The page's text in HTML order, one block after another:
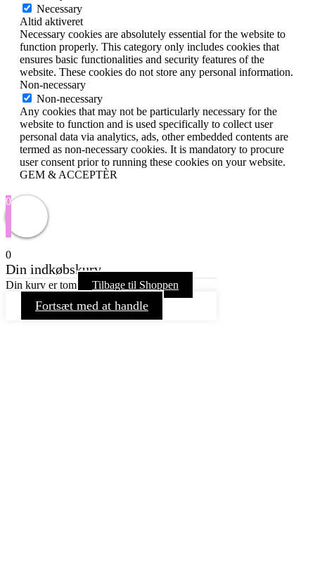
Necessary
Altid aktiveret
Necessary cookies are absolutely essential for the website to
function properly. This category only includes cookies that
ensures basic functionalities and security features of the
website. These cookies do not store any personal information.
Non-necessary
Non-necessary
Any cookies that may not be particularly necessary for the
website to function and is used specifically to collect user
personal data via analytics, ads, other embedded contents are
termed as non-necessary cookies. It is mandatory to procure
user consent prior to running these cookies on your website.
GEM & ACCEPTÈR
0
0
Din indkøbskurv
Din kurv er tom Tilbage til Shoppen
Fortsæt med at handle